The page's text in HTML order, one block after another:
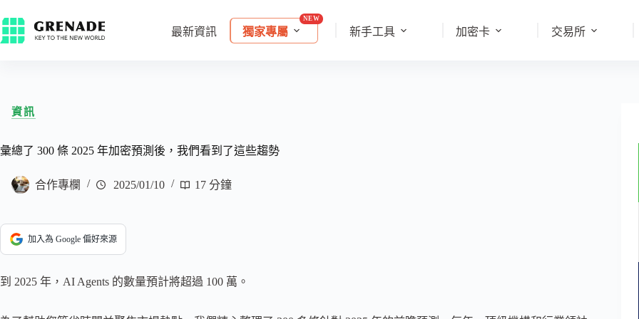
最新資訊 獨家專屬 新手工具 加密卡 交易所
資訊
彙總了 300 條 2025 年加密預測後，我們看到了這些趨勢
合作專欄 2025/01/10 17 分鐘
加入為 Google 偏好來源
到 2025 年，AI Agents 的數量預計將超過 100 萬。